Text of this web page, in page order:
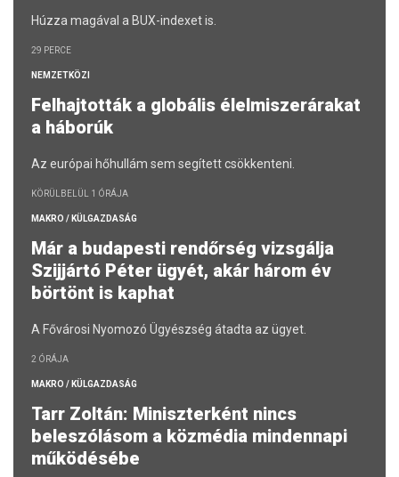
Húzza magával a BUX-indexet is.
29 PERCE
NEMZETKÖZI
Felhajtották a globális élelmiszerárakat
a háborúk
Az európai hőhullám sem segített csökkenteni.
KÖRÜLBELÜL 1 ÓRÁJA
MAKRO / KÜLGAZDASÁG
Már a budapesti rendőrség vizsgálja
Szijjártó Péter ügyét, akár három év
börtönt is kaphat
A Fővárosi Nyomozó Ügyészség átadta az ügyet.
2 ÓRÁJA
MAKRO / KÜLGAZDASÁG
Tarr Zoltán: Miniszterként nincs
beleszólásom a közmédia mindennapi
működésébe